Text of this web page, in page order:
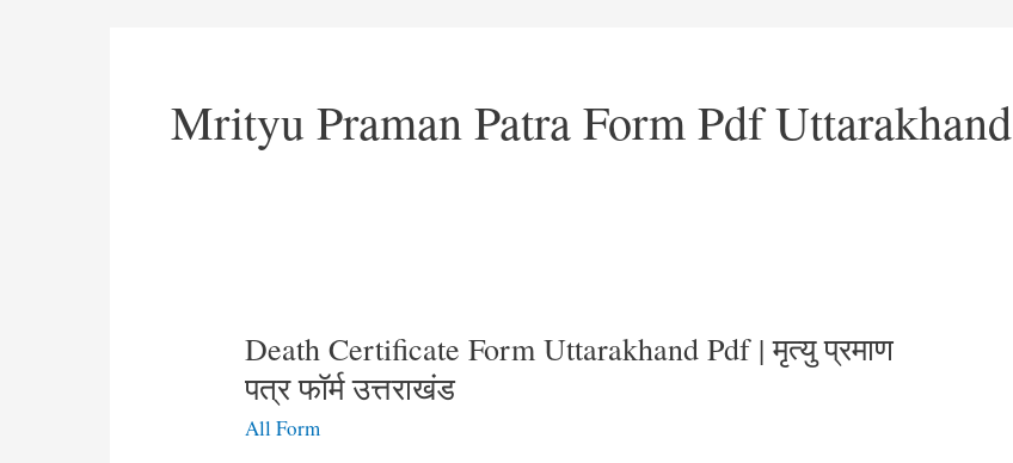
Mrityu Praman Patra Form Pdf Uttarakhand
Death Certificate Form Uttarakhand Pdf | मृत्यु प्रमाण
पत्र फॉर्म उत्तराखंड
All Form